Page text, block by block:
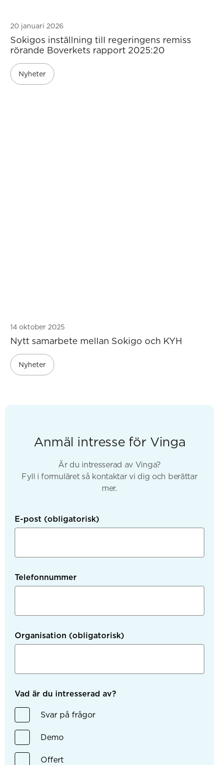
20 januari 2026
Sokigos inställning till regeringens remiss
rörande Boverkets rapport 2025:20
Nyheter
14 oktober 2025
Nytt samarbete mellan Sokigo och KYH
Nyheter
Anmäl intresse för Vinga
Är du intresserad av Vinga?
Fyll i formuläret så kontaktar vi dig och berättar
mer.
E-post (obligatorisk)
Telefonnummer
Organisation (obligatorisk)
Vad är du intresserad av?
Svar på frågor
Demo
Offert